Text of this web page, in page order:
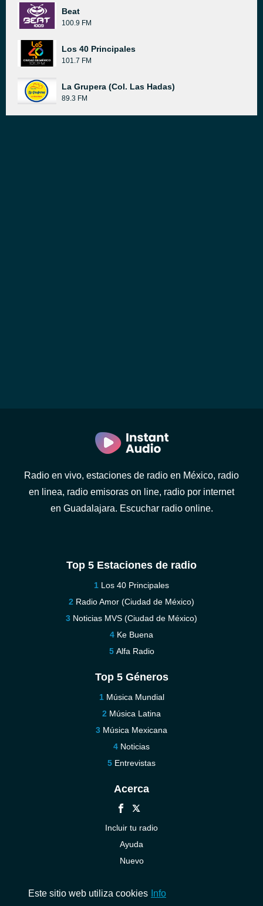
Beat
100.9 FM
Los 40 Principales
101.7 FM
La Grupera (Col. Las Hadas)
89.3 FM
Radio en vivo, estaciones de radio en México, radio
en linea, radio emisoras on line, radio por internet
en Guadalajara. Escuchar radio online.
Top 5 Estaciones de radio
Los 40 Principales
Radio Amor (Ciudad de México)
Noticias MVS (Ciudad de México)
Ke Buena
Alfa Radio
Top 5 Géneros
Música Mundial
Música Latina
Música Mexicana
Noticias
Entrevistas
Acerca
Incluir tu radio
Ayuda
Nuevo
Este sitio web utiliza cookies Info